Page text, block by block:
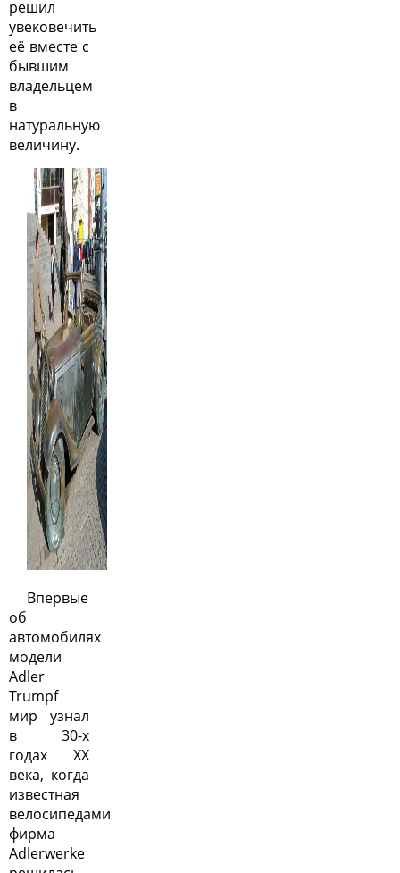
решил
увековечить
её вместе с
бывшим
владельцем
в
натуральную
величину.
Впервые
об
автомобилях
модели
Adler
Trumpf
мир узнал
в 30-х
годах XX
века, когда
известная
велосипедами
фирма
Adlerwerke